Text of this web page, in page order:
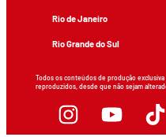
Rio de Janeiro
Rio Grande do Sul
Todos os conteúdos de produção
reproduzidos, desde que não sejam